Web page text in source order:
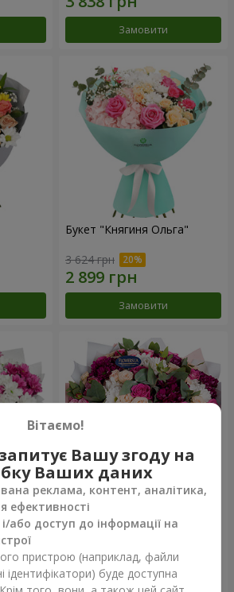
Замовити
Букет "Княгиня Ольга"
3 624 грн
Замовити
Букет "Все для тебе ...!"
Замовити
Вітаємо!
Вашу згоду на
Ваших даних
реклама, контент, аналітика,
ефективності
або доступ до інформації на
пристрою (наприклад, файли
ідентифікатори) буде доступна